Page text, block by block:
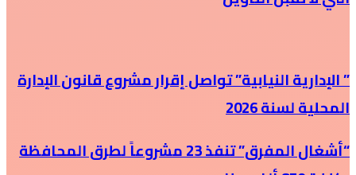
” الإدارية النيابية” تواصل إقرار مشروع قانون الإدارة
المحلية لسنة 2026
“أشغال المفرق” تنفذ 23 مشروعاً لطرق المحافظة